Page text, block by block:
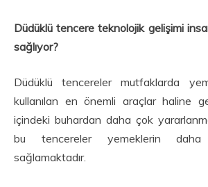
Düdüklü tencere teknolojik gelişimi
sağlıyor?
Düdüklü tencereler mutfaklarda
kullanılan en önemli araçlar haline
içindeki buhardan daha çok
bu tencereler yemeklerin daha
sağlamaktadır.